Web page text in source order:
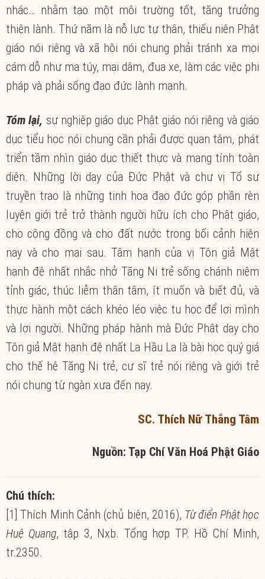
nhác… nhằm tạo một môi trường tốt, tăng trưởng
thiện lành. Thứ năm là nỗ lực tự thân, thiếu niên Phật
giáo nói riêng và xã hội nói chung phải tránh xa mọi
cám dỗ như ma túy, mại dâm, đua xe, làm các việc phi
pháp và phải sống đạo đức lành mạnh.
Tóm lại, sự nghiệp giáo dục Phật giáo nói riêng và giáo
dục tiểu học nói chung cần phải được quan tâm, phát
triển tầm nhìn giáo dục thiết thực và mang tính toàn
diện. Những lời dạy của Đức Phật và chư vị Tổ sư
truyền trao là những tinh hoa đạo đức góp phần rèn
luyện giới trẻ trở thành người hữu ích cho Phật giáo,
cho cộng đồng và cho đất nước trong bối cảnh hiện
nay và cho mai sau. Tâm hạnh của vị Tôn giả Mật
hạnh đệ nhất nhắc nhở Tăng Ni trẻ sống chánh niệm
tỉnh giác, thúc liễm thân tâm, ít muốn và biết đủ, và
thực hành một cách khéo léo việc tu học để lợi mình
và lợi người. Những pháp hành mà Đức Phật dạy cho
Tôn giả Mật hạnh đệ nhất La Hầu La là bài học quý giá
cho thế hệ Tăng Ni trẻ, cư sĩ trẻ nói riêng và giới trẻ
nói chung từ ngàn xưa đến nay.
SC. Thích Nữ Thắng Tâm
Nguồn: Tạp Chí Văn Hoá Phật Giáo
Chú thích:
[1] Thích Minh Cảnh (chủ biên, 2016), Từ điển Phật học
Huệ Quang, tập 3, Nxb. Tổng hợp TP. Hồ Chí Minh,
tr.2350.